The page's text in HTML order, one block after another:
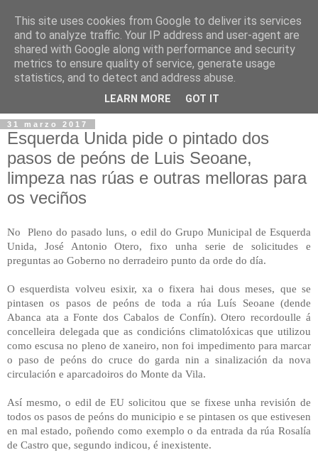
31 marzo 2017
Esquerda Unida pide o pintado dos
pasos de peóns de Luis Seoane,
limpeza nas rúas e outras melloras para
os veciños
No Pleno do pasado luns, o edil do Grupo Municipal de Esquerda
Unida, José Antonio Otero, fixo unha serie de solicitudes e
preguntas ao Goberno no derradeiro punto da orde do día.
O esquerdista volveu esixir, xa o fixera hai dous meses, que se
pintasen os pasos de peóns de toda a rúa Luís Seoane (dende
Abanca ata a Fonte dos Cabalos de Confín). Otero recordoulle á
concelleira delegada que as condicións climatolóxicas que utilizou
como escusa no pleno de xaneiro, non foi impedimento para marcar
o paso de peóns do cruce do garda nin a sinalización da nova
circulación e aparcadoiros do Monte da Vila.
Así mesmo, o edil de EU solicitou que se fixese unha revisión de
todos os pasos de peóns do municipio e se pintasen os que estivesen
en mal estado, poñendo como exemplo o da entrada da rúa Rosalía
de Castro que, segundo indicou, é inexistente.
This site uses cookies from Google to deliver its services
and to analyze traffic. Your IP address and user-agent are
shared with Google along with performance and security
metrics to ensure quality of service, generate usage
statistics, and to detect and address abuse.
LEARN MORE GOT IT